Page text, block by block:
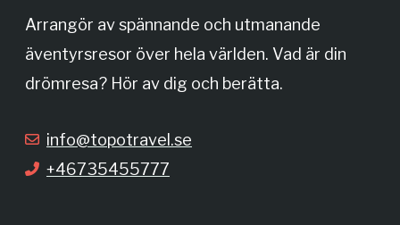
o
o
Arrangör av spännande och utmanande
äventyrsresor över hela världen. Vad är din
drömresa? Hör av dig och berätta.
info@topotravel.se
+46735455777